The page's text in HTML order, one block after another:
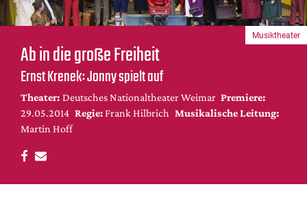
Bühnenwelt
Festivals & Veranstaltungen
Menschen & Theater
Themen
Internationales
Nachrufe
Medientipps
DdB-map
Kalender
Ab in die große Freiheit
Ernst Krenek: Jonny spielt auf
Theater: Deutsches Nationaltheater Weimar Premiere:
29.05.2014 Regie: Frank Hilbrich Musikalische Leitung:
Martin Hoff
Musiktheater